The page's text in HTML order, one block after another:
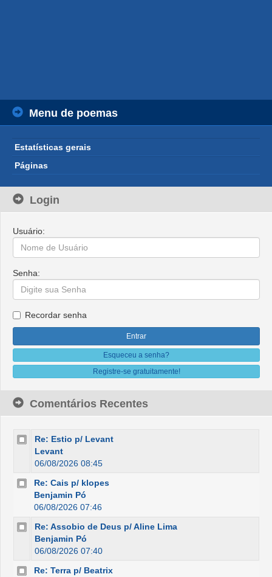
Menu de poemas
Estatísticas gerais
Páginas
Login
Usuário:
Senha:
Recordar senha
Esqueceu a senha?
Registre-se gratuitamente!
Comentários Recentes
Re: Estio p/ Levant
Levant
06/08/2026 08:45
Re: Cais p/ klopes
Benjamin Pó
06/08/2026 07:46
Re: Assobio de Deus p/ Aline Lima
Benjamin Pó
06/08/2026 07:40
Re: Terra p/ Beatrix